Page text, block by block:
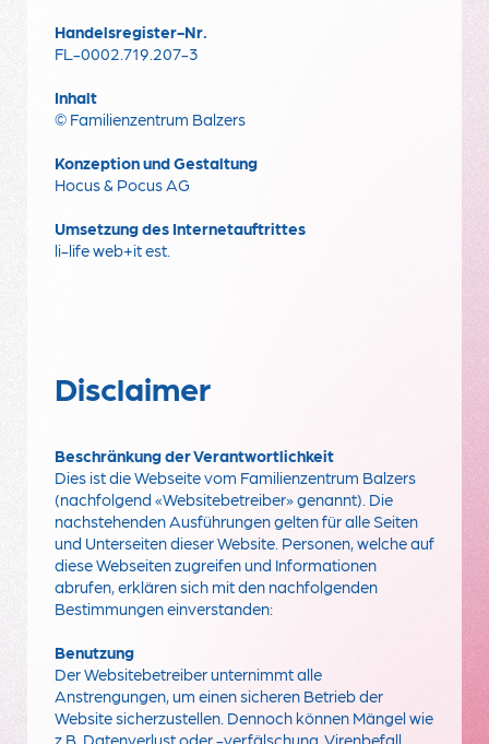
Handelsregister-Nr.
FL-0002.719.207-3
Inhalt
© Familienzentrum Balzers
Konzeption und Gestaltung
Hocus & Pocus AG
Umsetzung des Internetauftrittes
li-life web+it est.
Disclaimer
Beschränkung der Verantwortlichkeit
Dies ist die Webseite vom Familienzentrum Balzers
(nachfolgend «Websitebetreiber» genannt). Die
nachstehenden Ausführungen gelten für alle Seiten
und Unterseiten dieser Website. Personen, welche auf
diese Webseiten zugreifen und Informationen
abrufen, erklären sich mit den nachfolgenden
Bestimmungen einverstanden:
Benutzung
Der Websitebetreiber unternimmt alle
Anstrengungen, um einen sicheren Betrieb der
Website sicherzustellen. Dennoch können Mängel wie
z.B. Datenverlust oder -verfälschung, Virenbefall,